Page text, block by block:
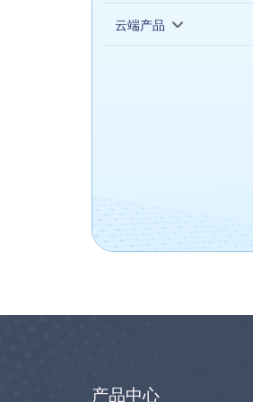
云端产品
产品中心